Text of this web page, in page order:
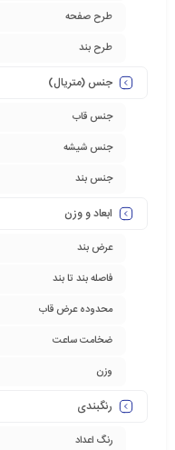
طرح صفحه
طرح بند
جنس (متریال)
جنس قاب
جنس شیشه
جنس بند
ابعاد و وزن
عرض بند
فاصله بند تا بند
محدوده عرض قاب
ضخامت ساعت
وزن
رنگبندی
رنگ اعداد